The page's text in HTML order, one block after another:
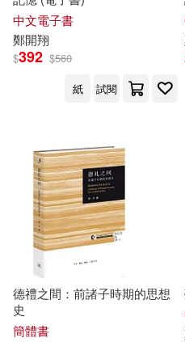
余志龍 陳昱勛 鄭名杰
侯海霞(1) 俞振華
劉靜一(1)
吉光，鄭仲燕(1)
向宏(1) 吳重禮(1)
周峰，鄭喜燕(1)
科技圖書(2) 臉
西安電子科技大學出版
進源書局(2) 釀
中文電子書
鄭開翔
$392 $560
紙
試閱
德禮之間：前諸子時期的思想
史
簡體書